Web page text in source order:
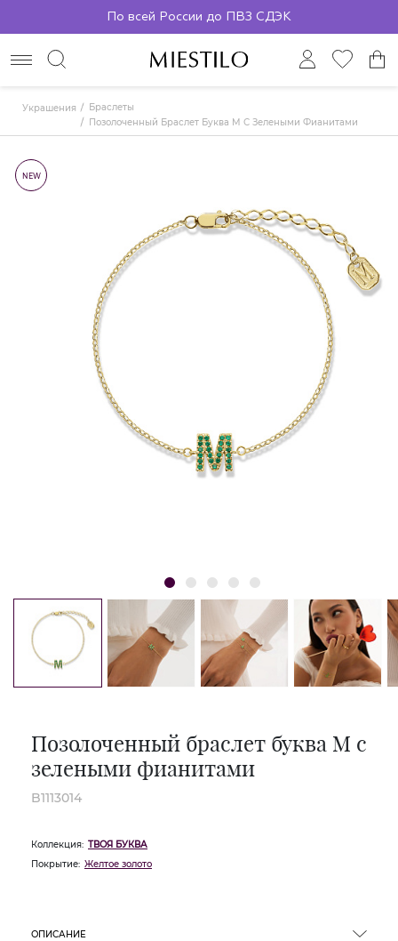
По всей России до ПВЗ СДЭК
Украшения
Браслеты
Позолоченный Браслет Буква M С Зелеными Фианитами
NEW
Позолоченный браслет буква M с
зелеными фианитами
B1113014
Коллекция: ТВОЯ БУКВА
Покрытие: Желтое золото
ОПИСАНИЕ